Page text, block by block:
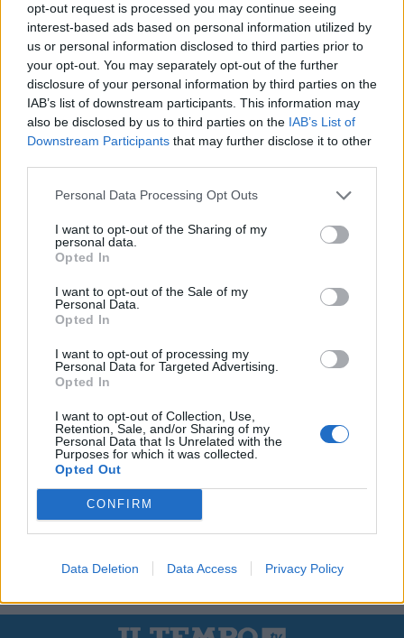
opt-out request is processed you may continue seeing
interest-based ads based on personal information utilized by
us or personal information disclosed to third parties prior to
your opt-out. You may separately opt-out of the further
disclosure of your personal information by third parties on the
IAB’s list of downstream participants. This information may
also be disclosed by us to third parties on the IAB’s List of
Downstream Participants that may further disclose it to other
Personal Data Processing Opt Outs
I want to opt-out of the Sharing of my
personal data.
Opted In
I want to opt-out of the Sale of my
Personal Data.
Opted In
I want to opt-out of processing my
Personal Data for Targeted Advertising.
Opted In
I want to opt-out of Collection, Use,
Retention, Sale, and/or Sharing of my
Personal Data that Is Unrelated with the
Purposes for which it was collected.
Opted Out
CONFIRM
Data Deletion Data Access Privacy Policy